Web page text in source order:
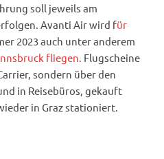
soll jeweils am
Avanti Air wird für
2023 auch unter anderem
fliegen. Flugscheine
sondern über den
in Reisebüros, gekauft
in Graz stationiert.